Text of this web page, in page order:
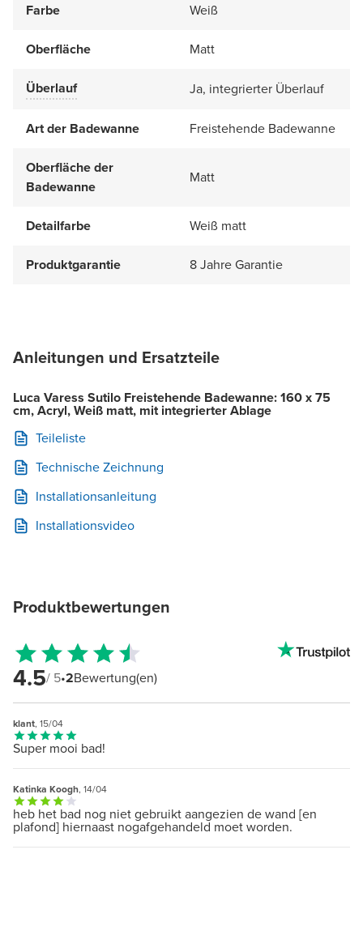
Farbe Weiß
Oberfläche Matt
Überlauf Ja, integrierter Überlauf
Art der Badewanne Freistehende Badewanne
Oberfläche der
Badewanne
Matt
Detailfarbe Weiß matt
Produktgarantie 8 Jahre Garantie
Anleitungen und Ersatzteile
Luca Varess Sutilo Freistehende Badewanne: 160 x 75
cm, Acryl, Weiß matt, mit integrierter Ablage
Teileliste
Technische Zeichnung
Installationsanleitung
Installationsvideo
Produktbewertungen
4.5/ 5•2Bewertung(en)
klant, 15/04
Super mooi bad!
Katinka Koogh, 14/04
heb het bad nog niet gebruikt aangezien de wand [en
plafond] hiernaast nogafgehandeld moet worden.